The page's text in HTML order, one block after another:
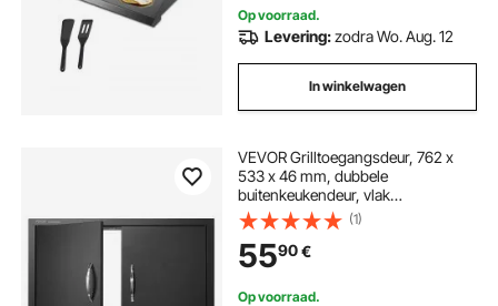
Op voorraad.
Levering:zodra Wo. Aug. 12
In winkelwagen
VEVOR Grilltoegangsdeur, 762 x
533 x 46 mm, dubbele
buitenkeukendeur, vlak
gemonteerde koelplaatdeur,
verticale wanddeur met
handgrepen en
ventilatieopeningen, voor grill-
eiland, BBQ-station, enz.
(1)
5590€
Op voorraad.